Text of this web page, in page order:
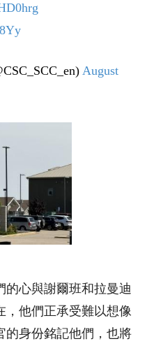
August
的心與謝爾班和拉曼迪
，他們正承受難以想像
的身份銘記他們，也將